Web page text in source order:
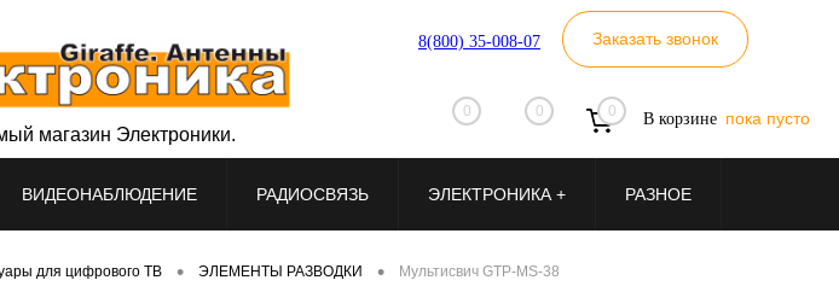
8(800) 35-008-07 Заказать звонок
0 0 0 В корзине пока пусто
магазин Электроники.
ВИДЕОНАБЛЮДЕНИЕ РАДИОСВЯЗЬ ЭЛЕКТРОНИКА + РАЗНОЕ
для цифрового ТВ • ЭЛЕМЕНТЫ РАЗВОДКИ • Мультисвич GTP-MS-38